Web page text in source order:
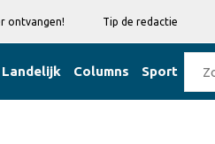
ontvangen! Tip de redactie
Landelijk Columns Sport